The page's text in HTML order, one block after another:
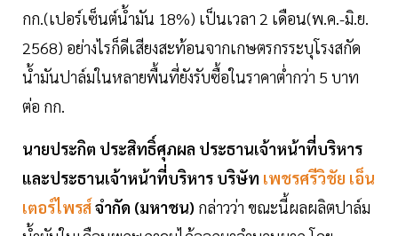
กก.(เปอร์เซ็นต์น้ำมัน 18%) เป็นเวลา 2 เดือน(พ.ค.-มิ.ย.
2568) อย่างไรก็ดีเสียงสะท้อนจากเกษตรกรระบุโรงสกัด
น้ำมันปาล์มในหลายพื้นที่ยังรับซื้อในราคาต่ำกว่า 5 บาท
ต่อ กก.
นายประกิต ประสิทธิ์ศุภผล ประธานเจ้าหน้าที่บริหาร
และประธานเจ้าหน้าที่บริหาร บริษัท เพชรศรีวิชัย เอ็น
เตอร์ไพรส์จำกัด (มหาชน) กล่าวว่า ขณะนี้ผลผลิตปาล์ม